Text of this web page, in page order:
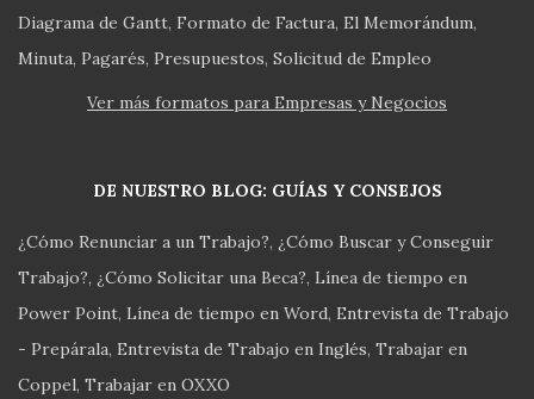
Diagrama de Gantt Formato de Factura El Memorándum
Minuta Pagarés Presupuestos Solicitud de Empleo
Ver más formatos para Empresas y Negocios
DE NUESTRO BLOG: GUÍAS Y CONSEJOS
¿Cómo Renunciar a un Trabajo? ¿Cómo Buscar y Conseguir
Trabajo? ¿Cómo Solicitar una Beca? Línea de tiempo en
Power Point Línea de tiempo en Word Entrevista de Trabajo
- Prepárala Entrevista de Trabajo en Inglés Trabajar en
Coppel Trabajar en OXXO